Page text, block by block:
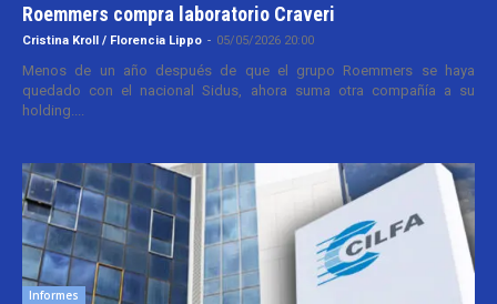
Roemmers compra laboratorio Craveri
Cristina Kroll / Florencia Lippo - 05/05/2026 20:00
Menos de un año después de que el grupo Roemmers se haya
quedado con el nacional Sidus, ahora suma otra compañía a su
holding....
Informes